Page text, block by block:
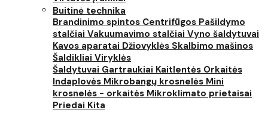
Buitinė technika
Brandinimo spintos Centrifūgos Pašildymo
stalčiai Vakuumavimo stalčiai Vyno šaldytuvai
Kavos aparatai Džiovyklės Skalbimo mašinos
Šaldikliai Viryklės
Šaldytuvai Gartraukiai Kaitlentės Orkaitės
Indaplovės Mikrobangų krosnelės Mini
krosnelės - orkaitės Mikroklimato prietaisai
Priedai Kita